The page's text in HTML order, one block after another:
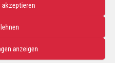
anzeigen